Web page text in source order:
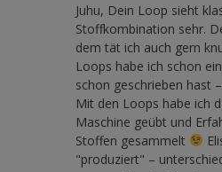
Juhu, Dein Loop sieht
Stoffkombination sehr.
dem tät ich auch gern
Loops habe ich schon
schon geschrieben hast
Mit den Loops habe ich
Maschine geübt und
Stoffen gesammelt
"produziert" –